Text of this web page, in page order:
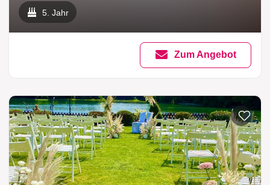
5. Jahr
Zum Angebot